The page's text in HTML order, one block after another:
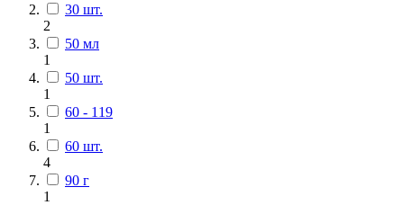
30 шт.
2
50 мл
1
50 шт.
1
60 - 119
1
60 шт.
4
90 г
1